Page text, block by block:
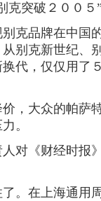
突破２００５
品牌在中国
别克新世纪、
代，仅仅用了
大众的帕萨
。
《财经时报
在上海通用